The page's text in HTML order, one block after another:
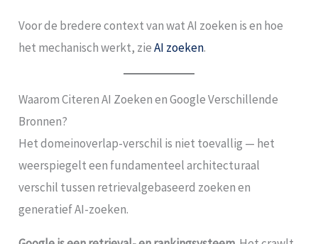
Voor de bredere context van wat AI zoeken is en hoe
het mechanisch werkt, zieAI zoeken.
Waarom Citeren AI Zoeken en Google Verschillende
Bronnen?
Het domeinoverlap-verschil is niet toevallig — het
weerspiegelt een fundamenteel architecturaal
verschil tussen retrievalgebaseerd zoeken en
generatief AI-zoeken.